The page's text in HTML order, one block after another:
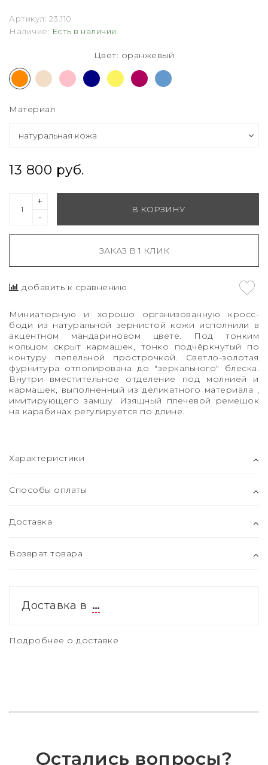
Артикул: 23.110
Наличие: Есть в наличии
Цвет: оранжевый
Материал
13 800 руб.
-
+
В КОРЗИНУ
ЗАКАЗ В 1 КЛИК
добавить к сравнению
Миниатюрную и хорошо организованную кросс-
боди из натуральной зернистой кожи исполнили в
акцентном мандариновом цвете. Под тонким
кольцом скрыт кармашек, тонко подчёркнутый по
контуру пепельной прострочкой. Светло-золотая
фурнитура отполирована до "зеркального" блеска.
Внутри вместительное отделение под молнией и
кармашек, выполненный из деликатного материала ,
имитирующего замшу. Изящный плечевой ремешок
на карабинах регулируется по длине.
Характеристики
Способы оплаты
Доставка
Возврат товара
Доставка в …
Подробнее о доставке
Остались вопросы?